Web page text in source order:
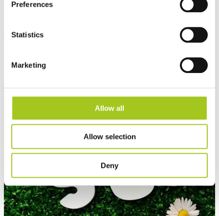
Preferences
Statistics
Marketing
Allow all
Allow selection
Deny
Produkte
Bestseller